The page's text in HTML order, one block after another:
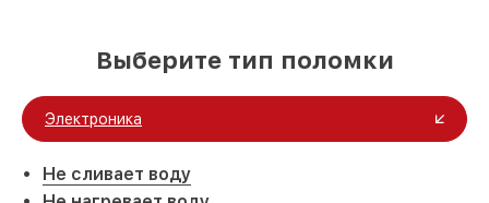
Выберите тип поломки
Электроника
Не сливает воду